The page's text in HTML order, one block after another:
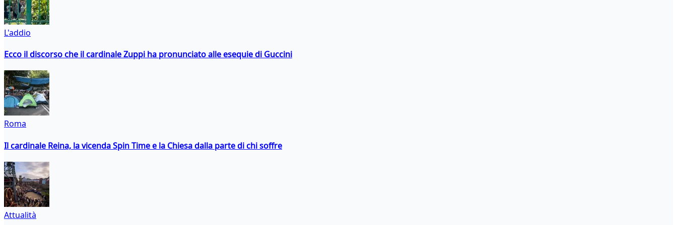
L'addio
Ecco il discorso che il cardinale Zuppi ha pronunciato alle esequie di Guccini
Roma
Il cardinale Reina, la vicenda Spin Time e la Chiesa dalla parte di chi soffre
Attualità